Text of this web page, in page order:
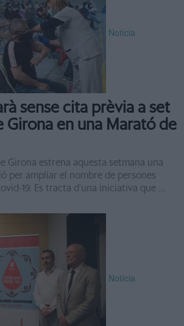
Notícia
sense cita prèvia a set
Girona en una Marató de
Girona estrena aquesta setmana una
per ampliar el nombre de persones
19. Es tracta d'una iniciativa que ...
Notícia